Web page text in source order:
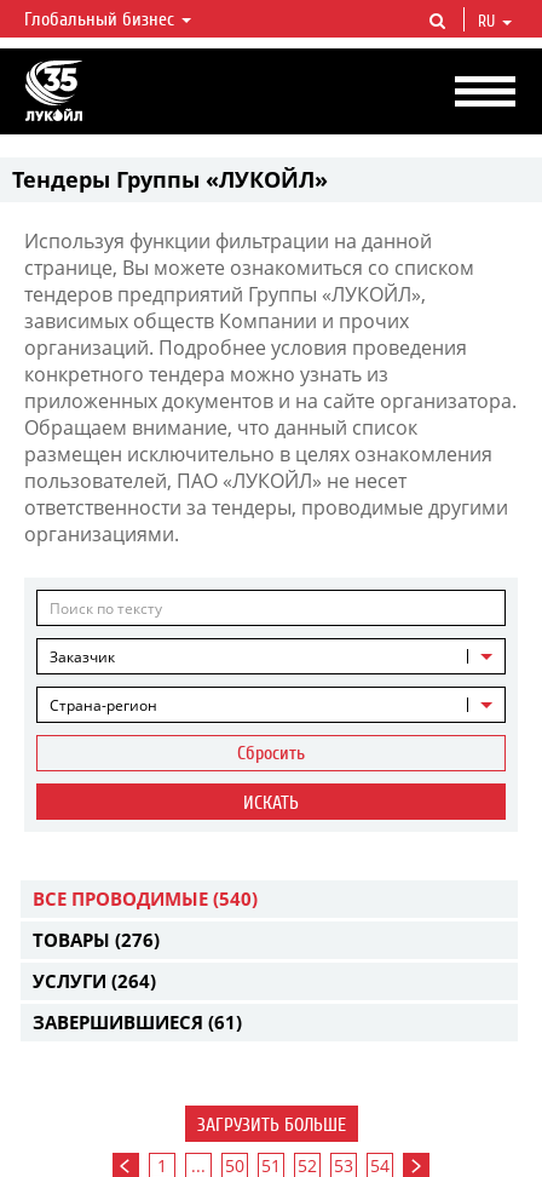
ЛУКОЙЛ СЕГОДНЯ
ЛУКОЙЛ — одна из крупнейших вертикально интегрированных
нефтегазовых компаний в мире, на долю которой приходится более 2%
мировой добычи нефти и около 1% доказанных запасов углеводородов.
Глобальный бизнес RU
Тендеры Группы «ЛУКОЙЛ»
Используя функции фильтрации на данной
странице, Вы можете ознакомиться со списком
тендеров предприятий Группы «ЛУКОЙЛ»,
зависимых обществ Компании и прочих
организаций. Подробнее условия проведения
конкретного тендера можно узнать из
приложенных документов и на сайте организатора.
Обращаем внимание, что данный список
размещен исключительно в целях ознакомления
пользователей, ПАО «ЛУКОЙЛ» не несет
ответственности за тендеры, проводимые другими
организациями.
Заказчик
Страна-регион
Сбросить
ИСКАТЬ
ВСЕ ПРОВОДИМЫЕ (540)
ТОВАРЫ (276)
УСЛУГИ (264)
ЗАВЕРШИВШИЕСЯ (61)
ЗАГРУЗИТЬ БОЛЬШЕ
1 ... 50 51 52 53 54